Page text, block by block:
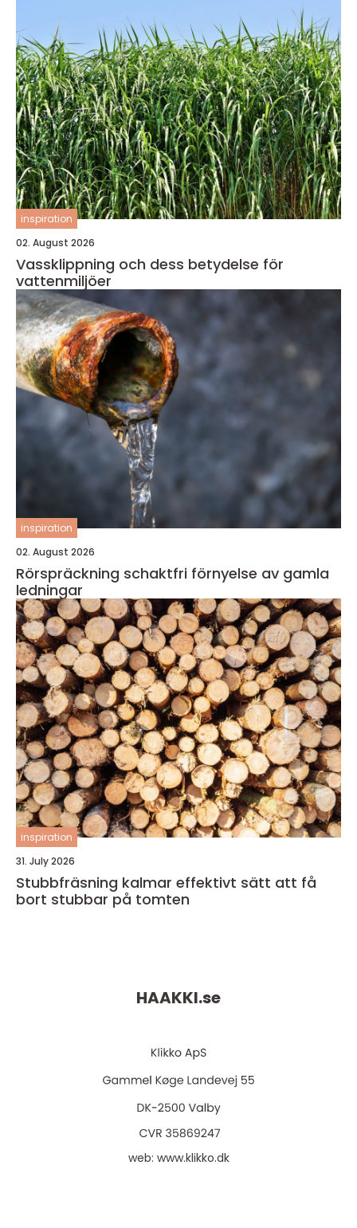
inspiration
02. August 2026
Vassklippning och dess betydelse för
vattenmiljöer
inspiration
02. August 2026
Rörspräckning schaktfri förnyelse av gamla
ledningar
inspiration
31. July 2026
Stubbfräsning kalmar effektivt sätt att få
bort stubbar på tomten
HAAKKI.se
web: www.klikko.dk